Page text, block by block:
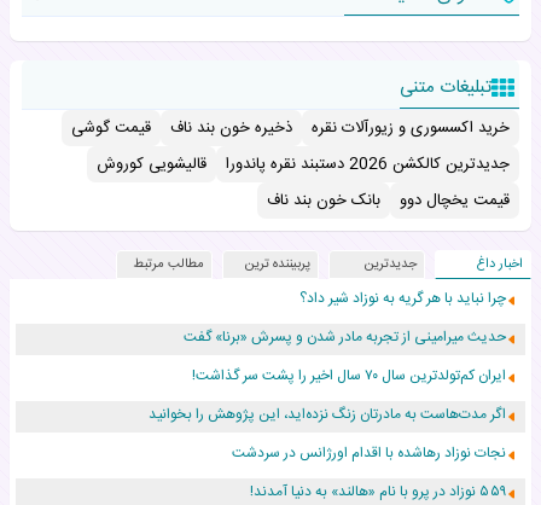
تبلیغات متنی
خرید اکسسوری و زیورآلات نقره ذخیره خون بند ناف
قیمت گوشی
جدیدترین کالکشن 2026 دستبند نقره پاندورا
قالیشویی کوروش
قیمت یخچال دوو
بانک خون بند ناف
اخبار داغ جدیدترین پربیننده ترین مطالب مرتبط
چرا نباید با هر گریه به نوزاد شیر داد؟
حدیث میرامینی از تجربه مادر شدن و پسرش «برنا» گفت
ایران کم‌تولدترین سال ۷۰ سال اخیر را پشت سر گذاشت!
اگر مدت‌هاست به مادرتان زنگ نزده‌اید، این پژوهش را بخوانید
نجات نوزاد رهاشده با اقدام اورژانس در سردشت
۵۵۹ نوزاد در پرو با نام «هالند» به دنیا آمدند!